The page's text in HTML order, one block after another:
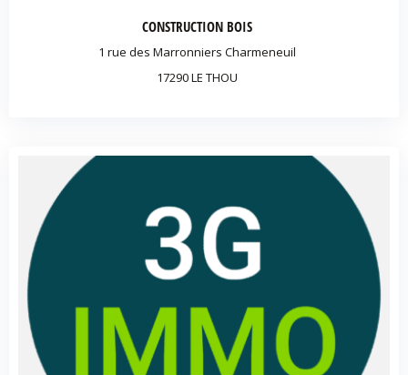
CONSTRUCTION BOIS
1 rue des Marronniers Charmeneuil
17290 LE THOU